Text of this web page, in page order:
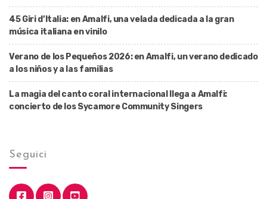
45 Giri d’Italia: en Amalfi, una velada dedicada a la gran
música italiana en vinilo
Verano de los Pequeños 2026: en Amalfi, un verano dedicado
a los niños y a las familias
La magia del canto coral internacional llega a Amalfi:
concierto de los Sycamore Community Singers
Seguici